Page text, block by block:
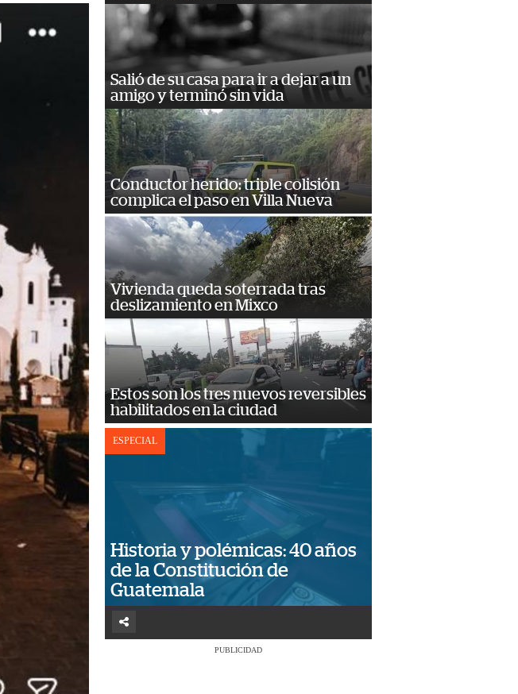
Salió de su casa para ir a dejar a un
amigo y terminó sin vida
Conductor herido: triple colisión
complica el paso en Villa Nueva
Vivienda queda soterrada tras
deslizamiento en Mixco
Estos son los tres nuevos reversibles
habilitados en la ciudad
ESPECIAL
Historia y polémicas: 40 años
de la Constitución de
Guatemala
PUBLICIDAD